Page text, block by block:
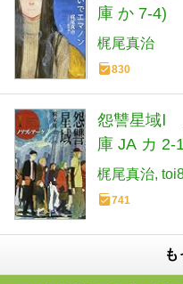
庫 か 7-4)
梶尾真治
830
怨讐星域Ⅰ
庫 JA カ 2-
梶尾真治
741
も